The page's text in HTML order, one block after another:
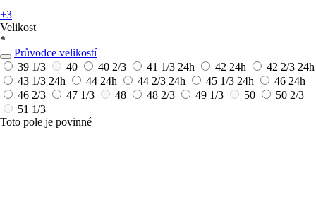
+3
Velikost
*
Průvodce velikostí
39 1/3
40 40 2/3 41 1/3 24h 42 24h 42 2/3 24h
43 1/3 24h 44 24h 44 2/3 24h 45 1/3 24h 46 24h
46 2/3
47 1/3 48 48 2/3 49 1/3 50
50 2/3
51 1/3
Toto pole je povinné